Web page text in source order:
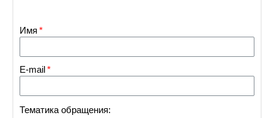
Имя
E-mail
Тематика обращения: